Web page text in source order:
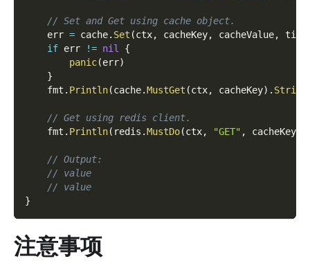
// Set and Get using cache object.
    err
= cache. Set (ctx, cacheKey, cacheValue, time
if err != nil
{
panic(err)
}
    fmt
. Println(cache.MustGet (ctx, cacheKey) . String
// Get using redis client.
    fmt
. Println( redis .MustDo(ctx, "GET" , cacheKey
// Output:
// value
// value
}
注意事项